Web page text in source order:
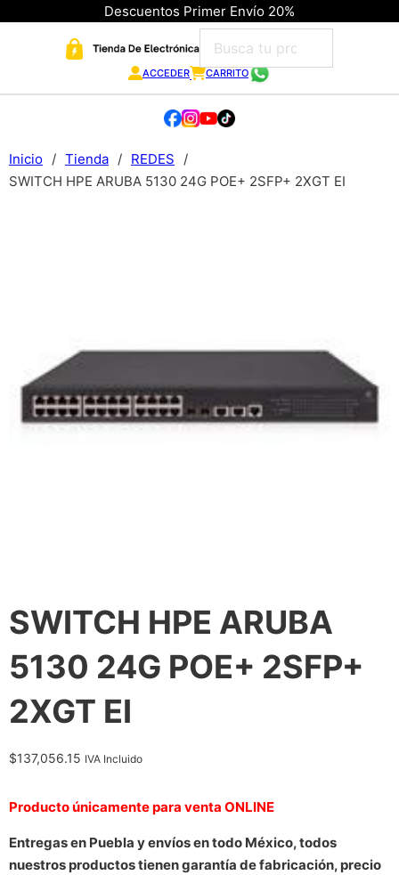
Descuentos Primer Envío 20%
ACCEDER CARRITO
Inicio / Tienda / REDES
/
SWITCH HPE ARUBA 5130 24G POE+ 2SFP+ 2XGT EI
SWITCH HPE ARUBA
5130 24G POE+ 2SFP+
2XGT EI
$137,056.15 IVA Incluido
Producto únicamente para venta ONLINE
Entregas en Puebla y envíos en todo México, todos
nuestros productos tienen garantía de fabricación, precio